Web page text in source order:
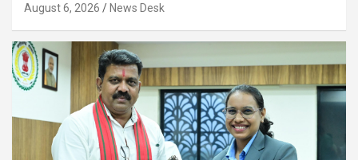
August 6, 2026 News Desk